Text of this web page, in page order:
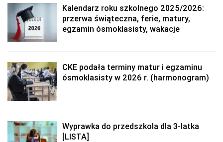
Kalendarz roku szkolnego 2025/2026:
przerwa świąteczna, ferie, matury,
egzamin ósmoklasisty, wakacje
CKE podała terminy matur i egzaminu
ósmoklasisty w 2026 r. (harmonogram)
Wyprawka do przedszkola dla 3-latka
[LISTA]